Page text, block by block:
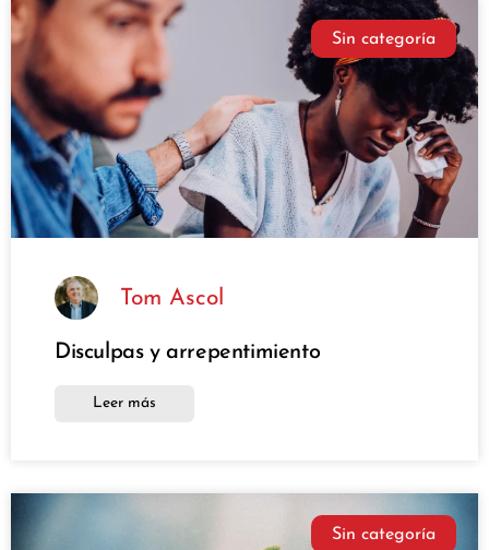
Sin categoría
Tom Ascol
Disculpas y arrepentimiento
Leer más
Sin categoría